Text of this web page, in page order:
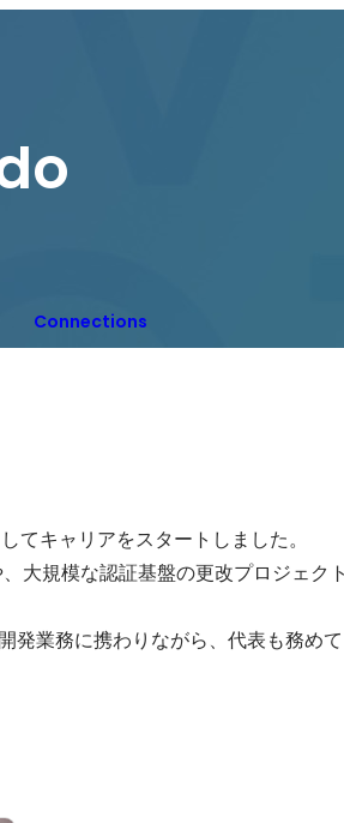
Connections
てキャリアをスタートしました。
大規模な認証基盤の更改プロジェク
発業務に携わりながら、代表も務め